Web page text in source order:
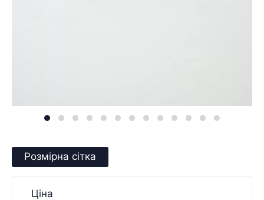
Розмірна сітка
Ціна